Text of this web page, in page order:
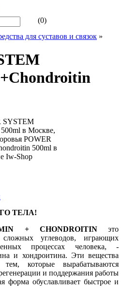
(0)
для суставов и связок »
ТЕЛА!
+ CHONDROITINэто
углеводов, играющих
процессах человека, -
и хондроитина. Эти вещества
которые вырабатываются
и поддержания работы
форма обуславливает быстрое и